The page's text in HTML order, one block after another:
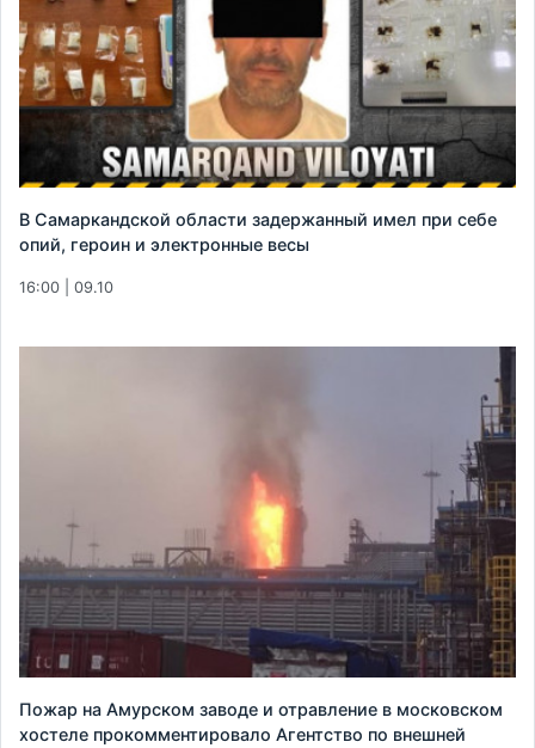
В Самаркандской области задержанный имел при себе
опий, героин и электронные весы
16:00 | 09.10
Пожар на Амурском заводе и отравление в московском
хостеле прокомментировало Агентство по внешней